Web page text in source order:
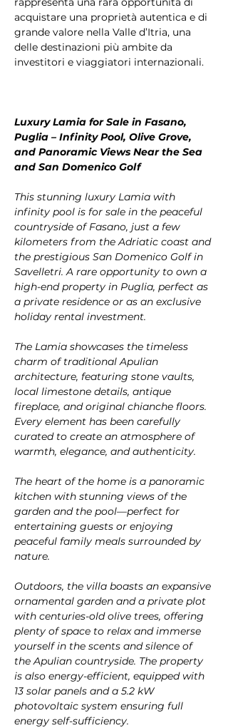
acquistare una proprietà autentica e di
grande valore nella Valle d’Itria, una
delle destinazioni più ambite da
investitori e viaggiatori internazionali.
Luxury Lamia for Sale in Fasano,
Puglia – Infinity Pool, Olive Grove,
and Panoramic Views Near the Sea
and San Domenico Golf
This stunning luxury Lamia with
infinity pool is for sale in the peaceful
countryside of Fasano, just a few
kilometers from the Adriatic coast and
the prestigious San Domenico Golf in
Savelletri. A rare opportunity to own a
high-end property in Puglia, perfect as
a private residence or as an exclusive
holiday rental investment.
The Lamia showcases the timeless
charm of traditional Apulian
architecture, featuring stone vaults,
local limestone details, antique
fireplace, and original chianche floors.
Every element has been carefully
curated to create an atmosphere of
warmth, elegance, and authenticity.
The heart of the home is a panoramic
kitchen with stunning views of the
garden and the pool—perfect for
entertaining guests or enjoying
peaceful family meals surrounded by
nature.
Outdoors, the villa boasts an expansive
ornamental garden and a private plot
with centuries-old olive trees, offering
plenty of space to relax and immerse
yourself in the scents and silence of
the Apulian countryside. The property
is also energy-efficient, equipped with
13 solar panels and a 5.2 kW
photovoltaic system ensuring full
energy self-sufficiency.